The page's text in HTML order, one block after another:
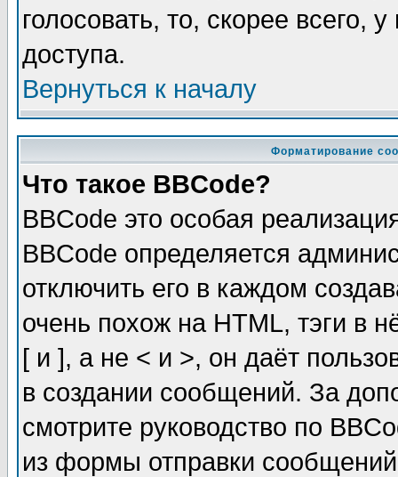
голосовать, то, скорее всего,
доступа.
Вернуться к началу
Форматирование
Что такое BBCode?
BBCode это особая
BBCode определяется
отключить его в каждом
очень похож на HTML, тэги в
[ и ], а не < и >, он даёт
в создании сообщений. За
смотрите руководство по
из формы отправки